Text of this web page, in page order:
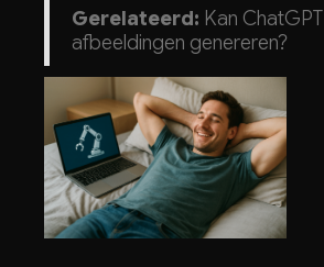
Gerelateerd: Kan ChatGPT
afbeeldingen genereren?